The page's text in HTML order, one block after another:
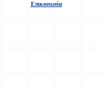
Επικοινωνία